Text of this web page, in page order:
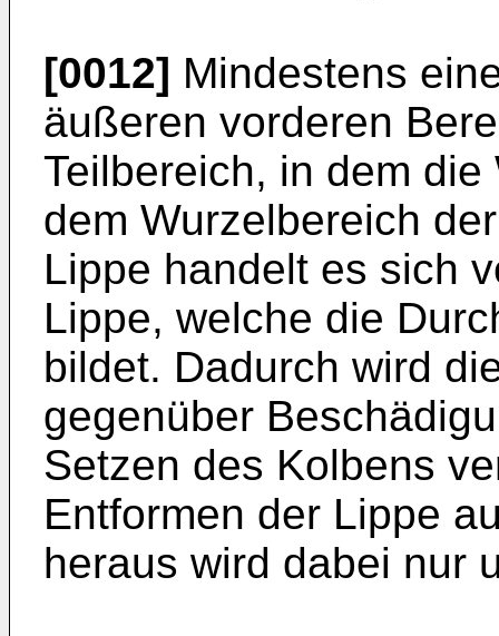
[0012] Mindestens
äußeren vorderen
Teilbereich, in dem
dem Wurzelbereich
Lippe handelt es sich
Lippe, welche die
bildet. Dadurch wird
gegenüber
Setzen des Kolbens
Entformen der Lippe
heraus wird dabei nur